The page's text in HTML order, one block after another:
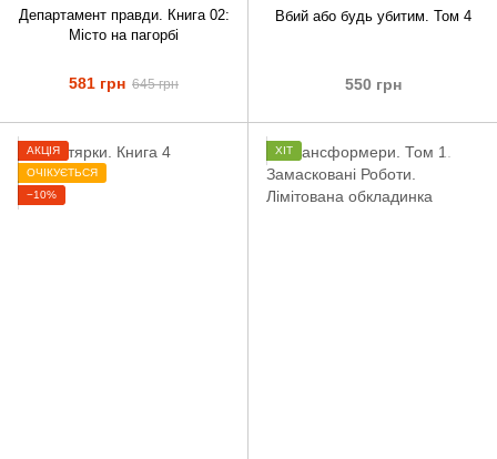
Департамент правди. Книга 02:
Місто на пагорбі
581 грн 645 грн
Вбий або будь убитим. Том 4
550 грн
АКЦІЯ
ОЧІКУЄТЬСЯ
−10%
ХІТ